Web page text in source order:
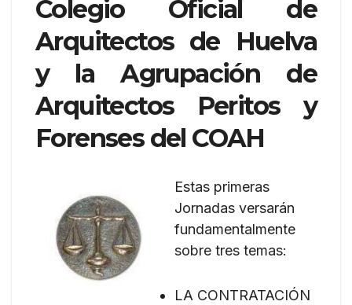
Colegio Oficial de
Arquitectos de Huelva
y la Agrupación de
Arquitectos Peritos y
Forenses del COAH
Estas primeras
Jornadas versarán
fundamentalmente
sobre tres temas:
LA CONTRATACIÓN